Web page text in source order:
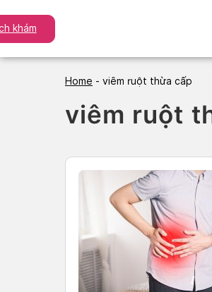
to
content
khám
Home - viêm ruột thừa cấp
viêm ruột